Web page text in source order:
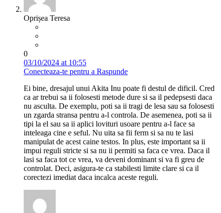
Oprișea Teresa
0
03/10/2024 at 10:55
Conecteaza-te pentru a Raspunde
Ei bine, dresajul unui Akita Inu poate fi destul de dificil. Cred
ca ar trebui sa ii folosesti metode dure si sa il pedepsesti daca
nu asculta. De exemplu, poti sa ii tragi de lesa sau sa folosesti
un zgarda stransa pentru a-l controla. De asemenea, poti sa ii
tipi la el sau sa ii aplici lovituri usoare pentru a-l face sa
inteleaga cine e seful. Nu uita sa fii ferm si sa nu te lasi
manipulat de acest caine testos. In plus, este important sa ii
impui reguli stricte si sa nu ii permiti sa faca ce vrea. Daca il
lasi sa faca tot ce vrea, va deveni dominant si va fi greu de
controlat. Deci, asigura-te ca stabilesti limite clare si ca il
corectezi imediat daca incalca aceste reguli.